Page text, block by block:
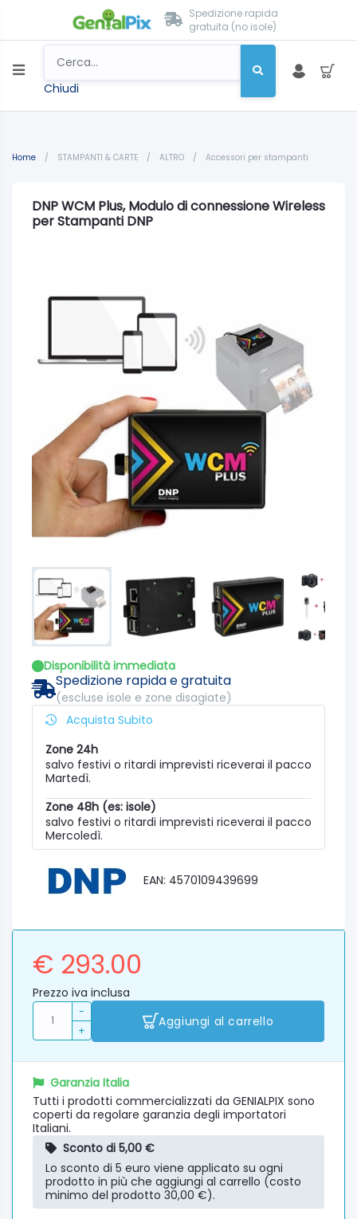
Spedizione rapida
gratuita (no isole)
Chiudi
Home / STAMPANTI & CARTE / ALTRO / Accessori per stampanti
DNP WCM Plus, Modulo di connessione Wireless
per Stampanti DNP
Disponibilità immediata
Spedizione rapida e gratuita
(escluse isole e zone disagiate)
Acquista Subito
Zone 24h
salvo festivi o ritardi imprevisti riceverai il pacco
Martedì.
Zone 48h (es: isole)
salvo festivi o ritardi imprevisti riceverai il pacco
Mercoledì.
EAN: 4570109439699
€ 293.00
Prezzo iva inclusa
-
+
Aggiungi al carrello
Garanzia Italia
Tutti i prodotti commercializzati da GENIALPIX sono
coperti da regolare garanzia degli importatori
Italiani.
Sconto di 5,00 €
Lo sconto di 5 euro viene applicato su ogni
prodotto in più che aggiungi al carrello (costo
minimo del prodotto 30,00 €).